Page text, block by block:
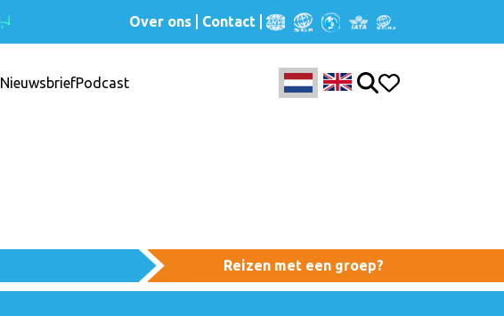
Over ons Contact
NieuwsbriefPodcast
Reizen met een groep?